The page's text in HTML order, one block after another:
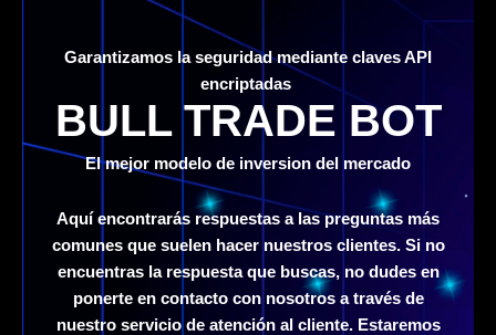
Garantizamos la seguridad mediante claves API
encriptadas
BULL TRADE BOT
El mejor modelo de inversion del mercado
Aquí encontrarás respuestas a las preguntas más
comunes que suelen hacer nuestros clientes. Si no
encuentras la respuesta que buscas, no dudes en
ponerte en contacto con nosotros a través de
nuestro servicio de atención al cliente. Estaremos